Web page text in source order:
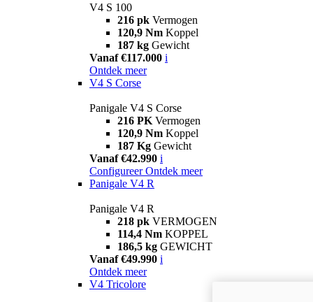
V4 S 100
216 pk Vermogen
120,9 Nm Koppel
187 kg Gewicht
Vanaf €117.000 i
Ontdek meer
V4 S Corse
Panigale V4 S Corse
216 PK Vermogen
120,9 Nm Koppel
187 Kg Gewicht
Vanaf €42.990 i
Configureer Ontdek meer
Panigale V4 R
Panigale V4 R
218 pk VERMOGEN
114,4 Nm KOPPEL
186,5 kg GEWICHT
Vanaf €49.990 i
Ontdek meer
V4 Tricolore